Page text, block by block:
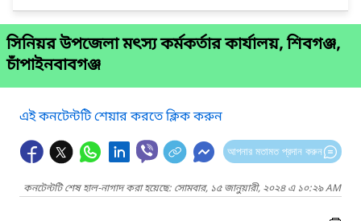
সিনিয়র উপজেলা মৎস্য কর্মকর্তার কার্যালয়, শিবগঞ্জ,
চাঁপাইনবাবগঞ্জ
এই কনটেন্টটি শেয়ার করতে ক্লিক করুন
আপনার মতামত প্রদান করুন
কনটেন্টটি শেষ হাল-নাগাদ করা হয়েছে: সোমবার, ১৫ জানুয়ারী, ২০২৪ এ ১০:২৯ AM